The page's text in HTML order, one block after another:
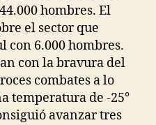
hombres. El
el sector que
con 6.000 hombres.
con la bravura del
combates a lo
temperatura de -25°
avanzar tres